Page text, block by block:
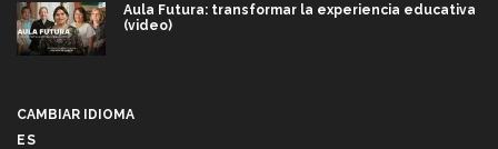
Aula Futura: transformar la experiencia educativa
(video)
CAMBIAR IDIOMA
ES